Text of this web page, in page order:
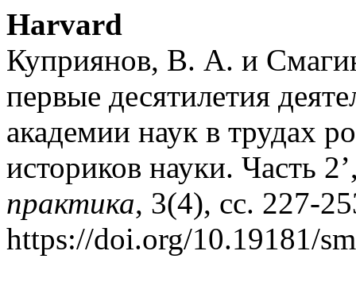
Harvard
Куприянов, В. А. и
первые десятилетия
академии наук в трудах
историков науки. Часть
практика, 3(4), сс. 227-
https://doi.org/10.19181/